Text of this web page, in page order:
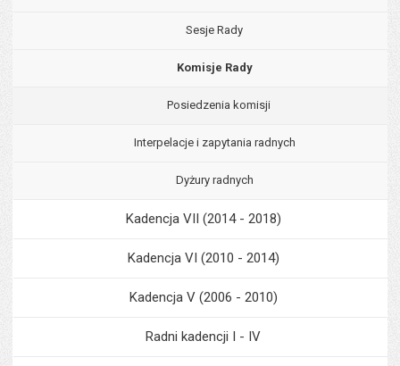
Sesje Rady
Komisje Rady
Posiedzenia komisji
Interpelacje i zapytania radnych
Dyżury radnych
Kadencja VII (2014 - 2018)
Kadencja VI (2010 - 2014)
Kadencja V (2006 - 2010)
Radni kadencji I - IV